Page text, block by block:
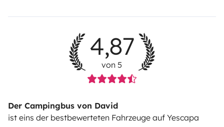
4,87
von 5
Der Campingbus von David
ist eins der bestbewerteten Fahrzeuge auf Yescapa